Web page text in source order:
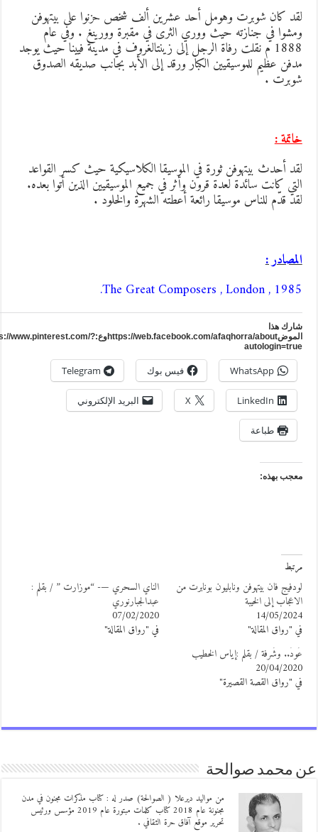
كان شوبرت وهومل أحد عشرين ألف شخص حزنوا على بيتهوفن
في جنازته حيث ووري الثرى في مقبرة وورينغ . وفي عام
1888 م نقلت رفاة الرجل إلى زينتالغروف في مدينة فيينا حيث يوجد
عظيم للموسيقيين الكبار ورقد إلى الأبد بجانب صديقه الصدوق
.
:
أحدث بيتهوفن ثورة في الموسيقا الكلاسيكية حيث كسر القواعد
كانت سائدة لعدة قرون وأثر في جميع الموسيقيين الذين أتوا بعده.
قدّم للناس موسيقا رائعة أعطته الشهرة والخلود .
:
The Great Composers , London ,
هذا
الموضhttps://web.facebook.com/afaqhorra/aboutوع:https://www.pinterest.com/?
WhatsApp فيس بوك Telegram
LinkedIn
X البريد الإلكتروني
طباعة
بهذه:
فان بيتهوفن ونابليون بونابرت من
إلى الخيبة
14/05/
"رواق المقالة"
الناي السحري —- “موزارت ” / بقلم :
عبدالجبارنوري
07/02/2020
في "رواق المقالة"
وشُرفة / بقلم :إياس الخطيب
20/04/
"رواق القصة القصيرة"
محمد صوالحة
من مواليد ديرعلا ( الصوالحة) صدر له : كتاب مذكرات مجنون في مدن
مجنونة عام 2018 كتاب كلمات مبتورة عام 2019 مؤسس ورئيس
تحرير موقع آفاق حرة الثقافي .